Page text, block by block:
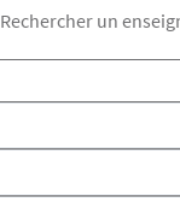
Rechercher un